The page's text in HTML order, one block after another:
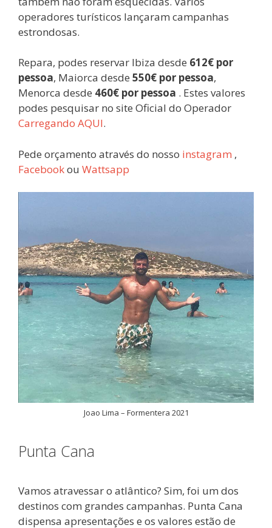
operadores turísticos lançaram campanhas
estrondosas.
Repara, podes reservar Ibiza desde 612€ por
pessoa, Maiorca desde 550€ por pessoa,
Menorca desde 460€ por pessoa . Estes valores
podes pesquisar no site Oficial do Operador
Carregando AQUI.
Pede orçamento através do nosso instagram ,
Facebookou Wattsapp
Joao Lima – Formentera 2021
Punta Cana
Vamos atravessar o atlântico? Sim, foi um dos
destinos com grandes campanhas. Punta Cana
dispensa apresentações e os valores estão de